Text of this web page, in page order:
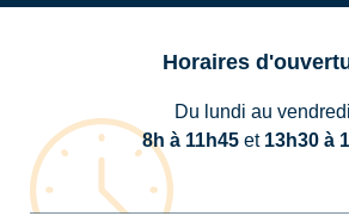
Horaires
Du lundi au
8h à 11h45et 13h30 à